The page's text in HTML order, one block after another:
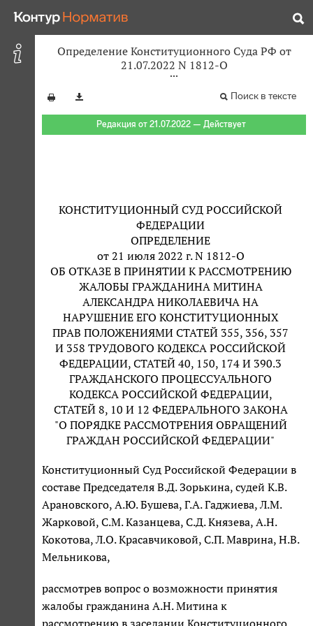
Определение Конституционного Суда РФ от
21.07.2022 N 1812-О
Поиск в тексте
Редакция от 21.07.2022 — Действует
КОНСТИТУЦИОННЫЙ СУД РОССИЙСКОЙ
ФЕДЕРАЦИИ
ОПРЕДЕЛЕНИЕ
от 21 июля 2022 г. N 1812-О
ОБ ОТКАЗЕ В ПРИНЯТИИ К РАССМОТРЕНИЮ
ЖАЛОБЫ ГРАЖДАНИНА МИТИНА
АЛЕКСАНДРА НИКОЛАЕВИЧА НА
НАРУШЕНИЕ ЕГО КОНСТИТУЦИОННЫХ
ПРАВ ПОЛОЖЕНИЯМИ СТАТЕЙ 355, 356, 357
И 358 ТРУДОВОГО КОДЕКСА РОССИЙСКОЙ
ФЕДЕРАЦИИ, СТАТЕЙ 40, 150, 174 И 390.3
ГРАЖДАНСКОГО ПРОЦЕССУАЛЬНОГО
КОДЕКСА РОССИЙСКОЙ ФЕДЕРАЦИИ,
СТАТЕЙ 8, 10 И 12 ФЕДЕРАЛЬНОГО ЗАКОНА
"О ПОРЯДКЕ РАССМОТРЕНИЯ ОБРАЩЕНИЙ
ГРАЖДАН РОССИЙСКОЙ ФЕДЕРАЦИИ"
Конституционный Суд Российской Федерации в
составе Председателя В.Д. Зорькина, судей К.В.
Арановского, А.Ю. Бушева, Г.А. Гаджиева, Л.М.
Жарковой, С.М. Казанцева, С.Д. Князева, А.Н.
Кокотова, Л.О. Красавчиковой, С.П. Маврина, Н.В.
Мельникова,
рассмотрев вопрос о возможности принятия
жалобы гражданина А.Н. Митина к
рассмотрению в заседании Конституционного